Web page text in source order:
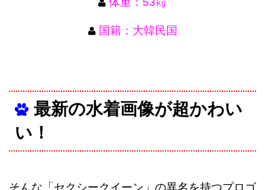
国籍：大韓民国
最新の水着画像が超かわい
い！